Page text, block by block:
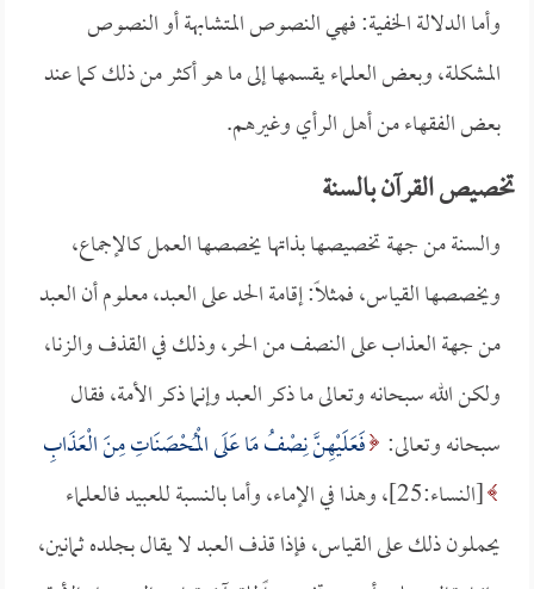
وأما الدلالة الخفية: فهي النصوص المتشابهة أو النصوص
المشكلة، وبعض العلماء يقسمها إلى ما هو أكثر من ذلك كما عند
بعض الفقهاء من أهل الرأي وغيرهم.
تخصيص القرآن بالسنة
والسنة من جهة تخصيصها بذاتها يخصصها العمل كالإجماع،
ويخصصها القياس، فمثلاً: إقامة الحد على العبد، معلوم أن العبد
من جهة العذاب على النصف من الحر، وذلك في القذف والزنا،
ولكن الله سبحانه وتعالى ما ذكر العبد وإنما ذكر الأمة، فقال
سبحانه وتعالى: فَعَلَيْهِنَّ نِصْفُ مَا عَلَى الْمُحْصَنَاتِ مِنَ الْعَذَابِ
[النساء:25]، وهذا في الإماء، وأما بالنسبة للعبيد فالعلماء
يحملون ذلك على القياس، فإذا قذف العبد لا يقال بجلده ثمانين،